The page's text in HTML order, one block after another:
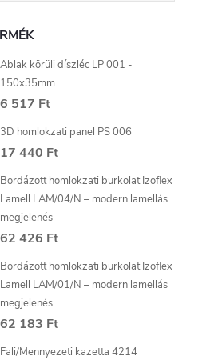
Ablak körüli díszléc LP 001 -
150x35mm
6 517 Ft
3D homlokzati panel PS 006
17 440 Ft
Bordázott homlokzati burkolat Izoflex
Lamell LAM/04/N – modern lamellás
megjelenés
62 426 Ft
Bordázott homlokzati burkolat Izoflex
Lamell LAM/01/N – modern lamellás
megjelenés
62 183 Ft
Fali/Mennyezeti kazetta 4214